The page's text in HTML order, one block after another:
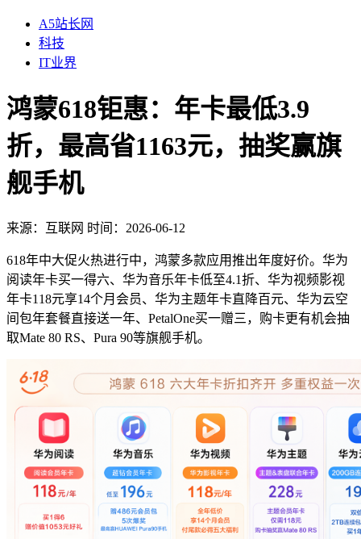
A5站长网
科技
IT业界
鸿蒙618钜惠：年卡最低3.9
折，最高省1163元，抽奖赢旗
舰手机
来源： 互联网 时间：2026-06-12
618年中大促火热进行中，鸿蒙多款应用推出年度好价。华为
阅读年卡买一得六、华为音乐年卡低至4.1折、华为视频影视
年卡118元享14个月会员、华为主题年卡直降百元、华为云空
间包年套餐直接送一年、PetalOne买一赠三，购卡更有机会抽
取Mate 80 RS、Pura 90等旗舰手机。